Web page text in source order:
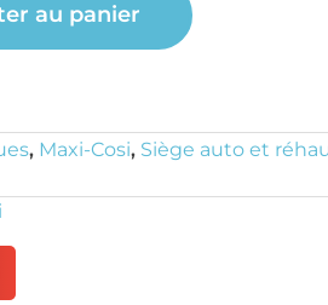
au panier
, Maxi-Cosi, Siège auto et